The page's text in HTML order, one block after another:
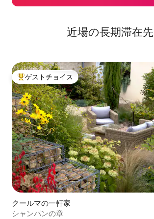
近場の長期滞在先
大好評のゲストチョイスです。
ゲストチョイス
クールマの一軒家
シャンパンの章